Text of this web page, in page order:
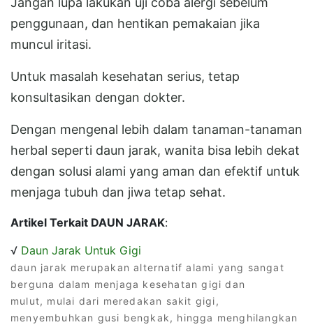
penggunaan, dan hentikan pemakaian jika
muncul iritasi.
Untuk masalah kesehatan serius, tetap
konsultasikan dengan dokter.
Dengan mengenal lebih dalam tanaman-tanaman
herbal seperti daun jarak, wanita bisa lebih dekat
dengan solusi alami yang aman dan efektif untuk
menjaga tubuh dan jiwa tetap sehat.
Artikel Terkait DAUN JARAK:
√ Daun Jarak Untuk Gigi
daun jarak merupakan alternatif alami yang sangat
berguna dalam menjaga kesehatan gigi dan
mulut, mulai dari meredakan sakit gigi,
menyembuhkan gusi bengkak, hingga menghilangkan